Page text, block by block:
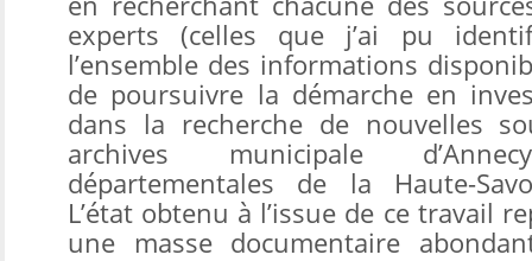
experts (celles que j’ai pu
l’ensemble des informations
de poursuivre la démarche en
dans la recherche de nouvelles
archives municipale
départementales de la Haute-
L’état obtenu à l’issue de ce travail
une masse documentaire